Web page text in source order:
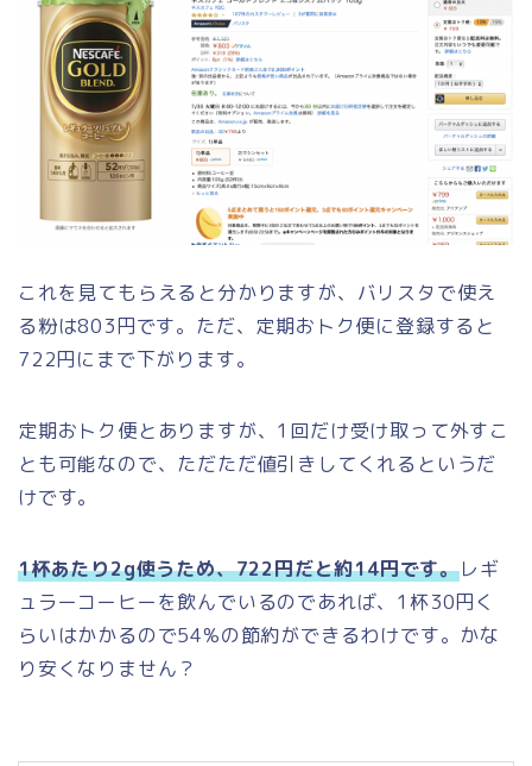
これを見てもらえると分かりますが、バリスタで使え
る粉は803円です。ただ、定期おトク便に登録すると
722円にまで下がります。
定期おトク便とありますが、1回だけ受け取って外すこ
とも可能なので、ただただ値引きしてくれるというだ
けです。
1杯あたり2g使うため、722円だと約14円です。レギ
ュラーコーヒーを飲んでいるのであれば、1杯30円く
らいはかかるので54%の節約ができるわけです。かな
り安くなりません？